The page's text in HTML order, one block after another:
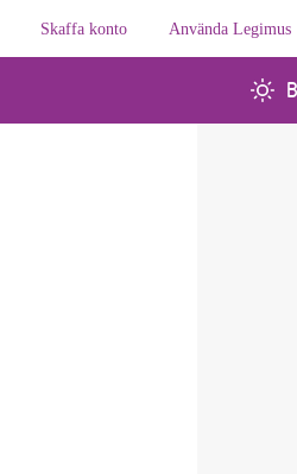
Skaffa konto Använda Legimus